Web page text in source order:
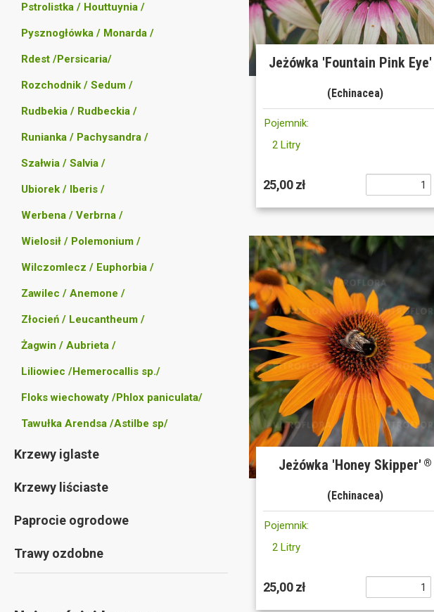
Pstrolistka / Houttuynia /
Pysznogłówka / Monarda /
Rdest /Persicaria/
Rozchodnik / Sedum /
Rudbekia / Rudbeckia /
Runianka / Pachysandra /
Szałwia / Salvia /
Ubiorek / Iberis /
Werbena / Verbrna /
Wielosił / Polemonium /
Wilczomlecz / Euphorbia /
Zawilec / Anemone /
Złocień / Leucantheum /
Żagwin / Aubrieta /
Liliowiec /Hemerocallis sp./
Floks wiechowaty /Phlox paniculata/
Tawułka Arendsa /Astilbe sp/
Krzewy iglaste
Krzewy liściaste
Paprocie ogrodowe
Trawy ozdobne
Jeżówka 'Fountain Pink Eye'
(Echinacea)
Pojemnik:
2 Litry
25,00 zł
Jeżówka 'Honey Skipper' ®
(Echinacea)
Pojemnik:
2 Litry
25,00 zł